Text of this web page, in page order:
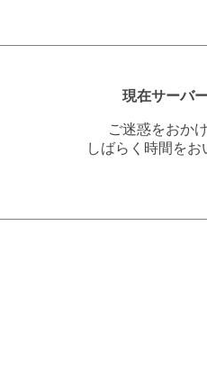
現在サーバ
ご迷惑をおか
しばらく時間を